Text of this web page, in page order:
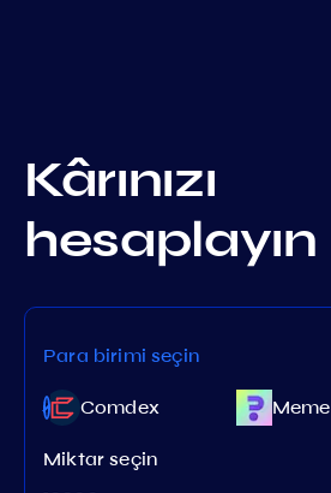
Kârınızı
hesaplayın
Para birimi seçin
Comdex Meme
Miktar seçin